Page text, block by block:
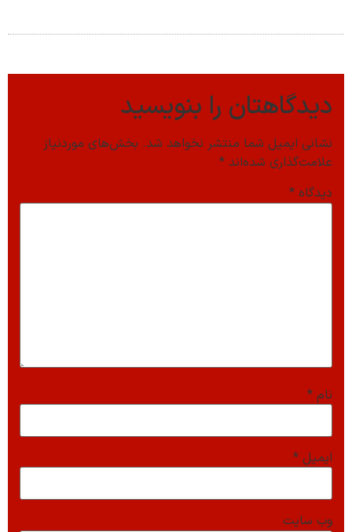
دیدگاهتان را بنویسید
نشانی ایمیل شما منتشر نخواهد شد. بخش‌های موردنیاز
علامت‌گذاری شده‌اند *
دیدگاه *
نام *
ایمیل *
وب‌ سایت